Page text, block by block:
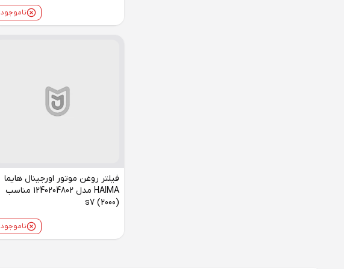
ناموجود
فیلتر روغن موتور اورجینال هایما
HAIMA مدل 1240204802 مناسب
(2000) s7
ناموجود